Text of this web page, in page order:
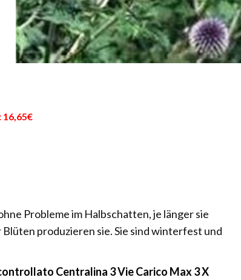
Probleme im Halbschatten, je länger sie
produzieren sie. Sie sind winterfest und
Centralina 3 Vie Carico Max 3 X